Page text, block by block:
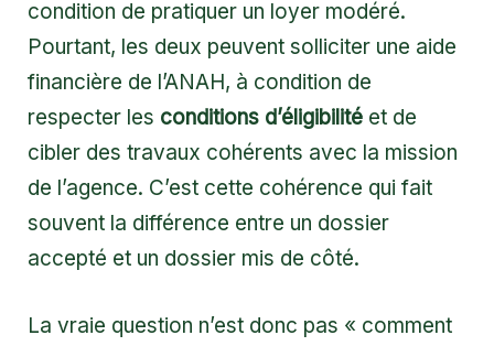
condition de pratiquer un loyer modéré.
Pourtant, les deux peuvent solliciter une aide
financière de l’ANAH, à condition de
respecter les conditions d’éligibilité et de
cibler des travaux cohérents avec la mission
de l’agence. C’est cette cohérence qui fait
souvent la différence entre un dossier
accepté et un dossier mis de côté.
La vraie question n’est donc pas « comment